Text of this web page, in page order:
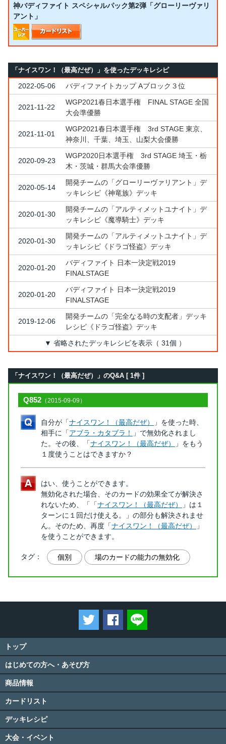
神バディファイト スペシャルパック第2弾「グローリーヴァリ
アント」
「ナイスワン！（最高だぜ）」を使ったデッキレシピ
2022-05-06 バディファイトカップ Aブロック３位
2021-11-22
WGP2021春日本選手権 FINAL STAGE 全国
大会準優勝
2021-11-01
WGP2021春日本選手権 3rd STAGE 東京、
神奈川、千葉、埼玉、山梨大会優勝
2020-09-23
WGP2020日本選手権 3rd STAGE 埼玉・栃
木・茨城・群馬大会準優勝
2020-05-14
開発チームの「グローリーヴァリアント」デ
ッキレシピ《神竜族》デッキ
2020-01-30
開発チームの「アルティメットユナイト」デ
ッキレシピ《魔導騎士》デッキ
2020-01-30
開発チームの「アルティメットユナイト」デ
ッキレシピ《ドラゴ怪盗》デッキ
2020-01-20
バディファイト 日本一決定戦2019
FINALSTAGE
2020-01-20
バディファイト 日本一決定戦2019
FINALSTAGE
2019-12-06
開発チームの「完全なる時の支配者」デッキ
レシピ《ドラゴ怪盗》デッキ
▼ 省略されたデッキレシピを表示（ 31個 ）
「ナイスワン！（最高だぜ）」のQ&A [ 1件 ]
Q852 （2015-09-09）
自分が「ナイスワン！（最高だぜ）
」を使った時、
相手に「アブラ・カタブラ！
」で無効化されまし
た。その後、「ナイスワン！（最高だぜ）
」をもう
１度使うことはできますか？
はい、使うことができます。
無効化された場合、そのカードの効果全てが解決さ
れないため、「「ナイスワン！（最高だぜ）
」は１
ターンに１回だけ使える。」の部分も解決されませ
ん。そのため、再度「ナイスワン！（最高だぜ）
」
を使うことができます。
タグ： 個別 場のカードの能力の無効化
ツイートするFacebookでシェアする
トップ
はじめての方へ・あそび方
商品情報
カードリスト
デッキレシピ
大会・イベント